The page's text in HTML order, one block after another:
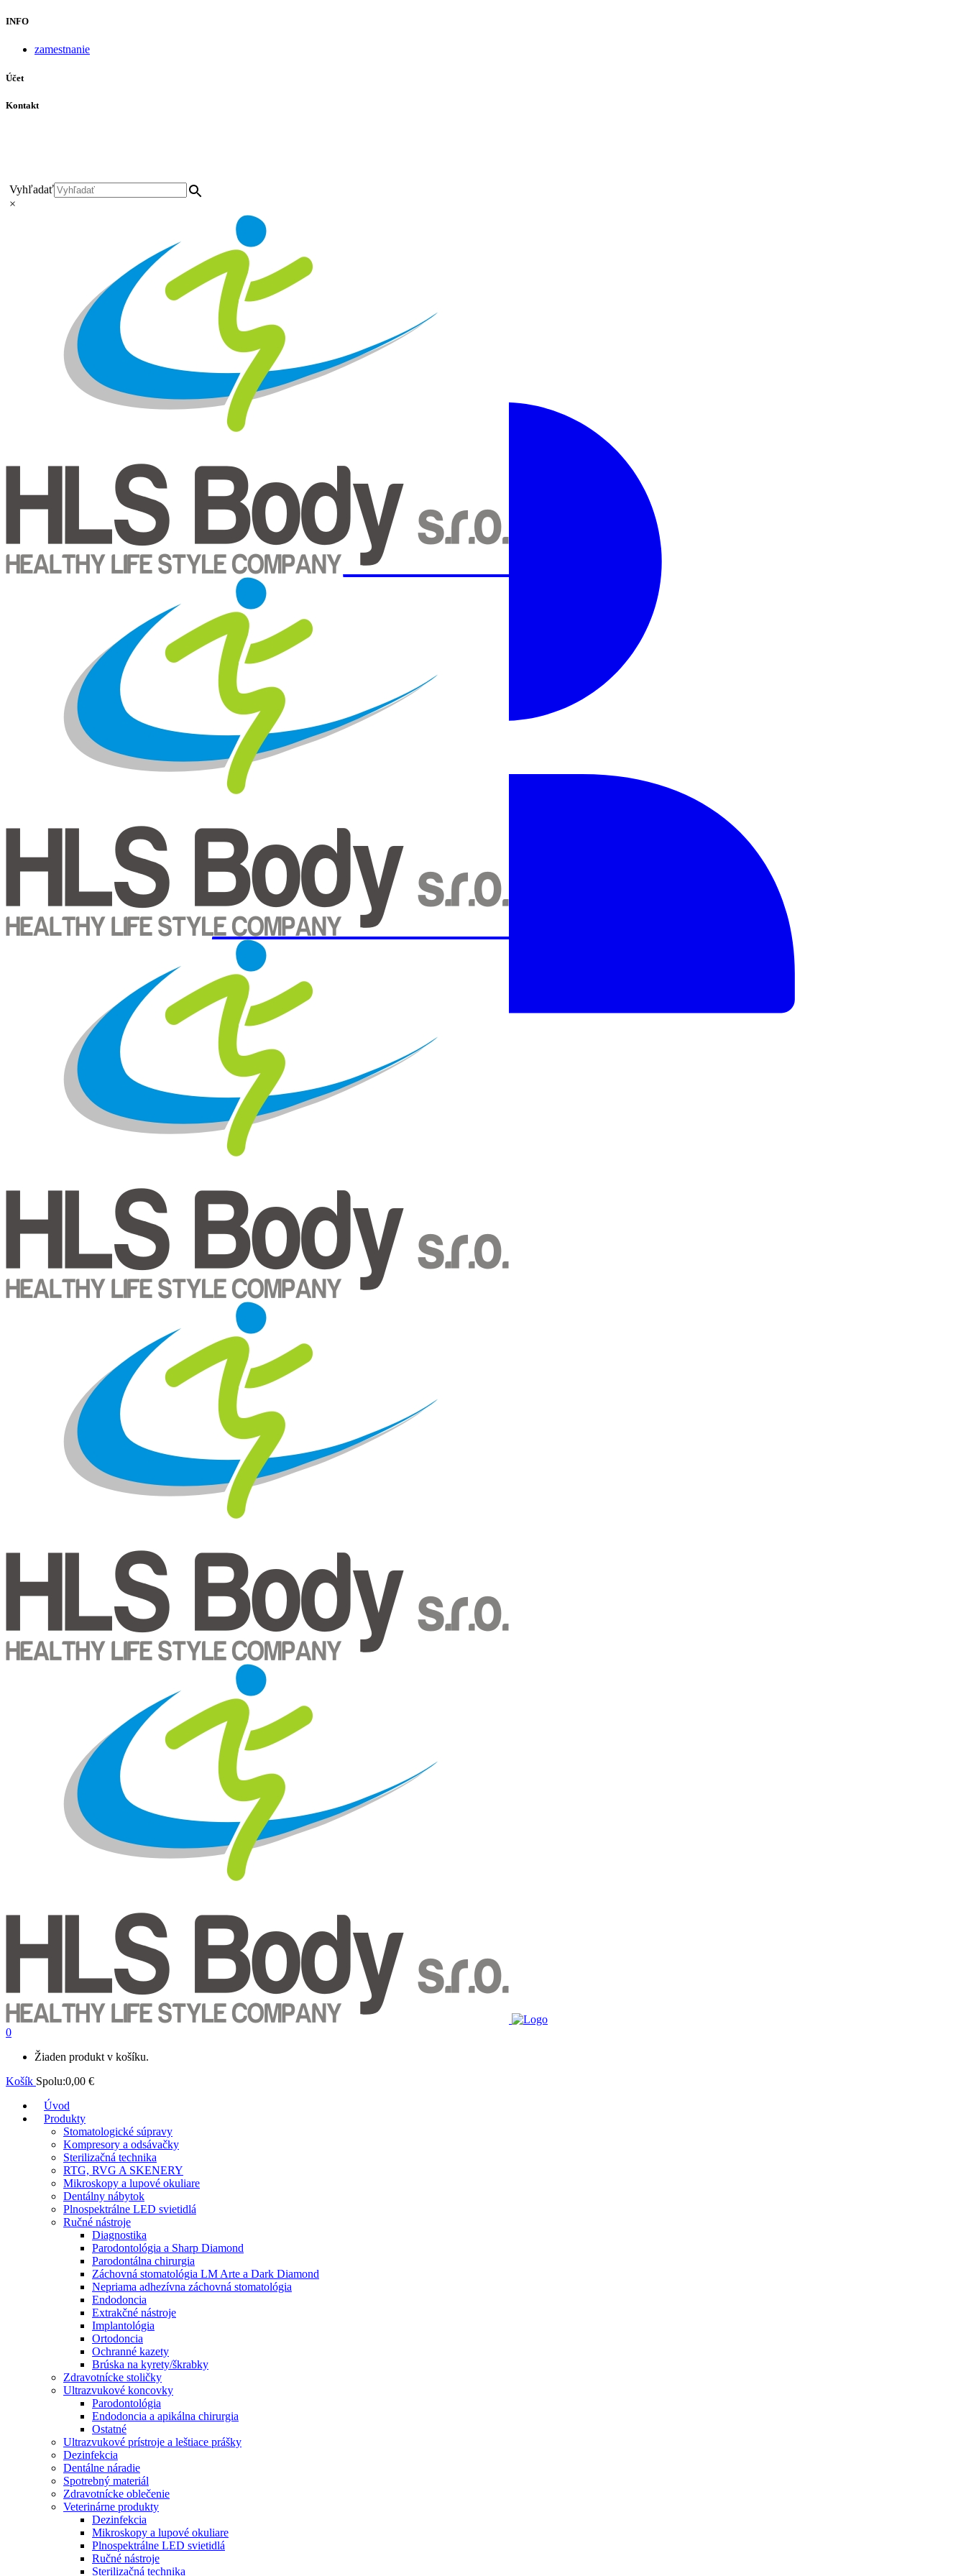
INFO
zamestnanie
Účet
Kontakt
Vyhľadať
×
0
Žiaden produkt v košíku.
Košík Spolu:0,00 €
Úvod
Produkty
Stomatologické súpravy
Kompresory a odsávačky
Sterilizačná technika
RTG, RVG A SKENERY
Mikroskopy a lupové okuliare
Dentálny nábytok
Plnospektrálne LED svietidlá
Ručné nástroje
Diagnostika
Parodontológia a Sharp Diamond
Parodontálna chirurgia
Záchovná stomatológia LM Arte a Dark Diamond
Nepriama adhezívna záchovná stomatológia
Endodoncia
Extrakčné nástroje
Implantológia
Ortodoncia
Ochranné kazety
Brúska na kyrety/škrabky
Zdravotnícke stoličky
Ultrazvukové koncovky
Parodontológia
Endodoncia a apikálna chirurgia
Ostatné
Ultrazvukové prístroje a leštiace prášky
Dezinfekcia
Dentálne náradie
Spotrebný materiál
Zdravotnícke oblečenie
Veterinárne produkty
Dezinfekcia
Mikroskopy a lupové okuliare
Plnospektrálne LED svietidlá
Ručné nástroje
Sterilizačná technika